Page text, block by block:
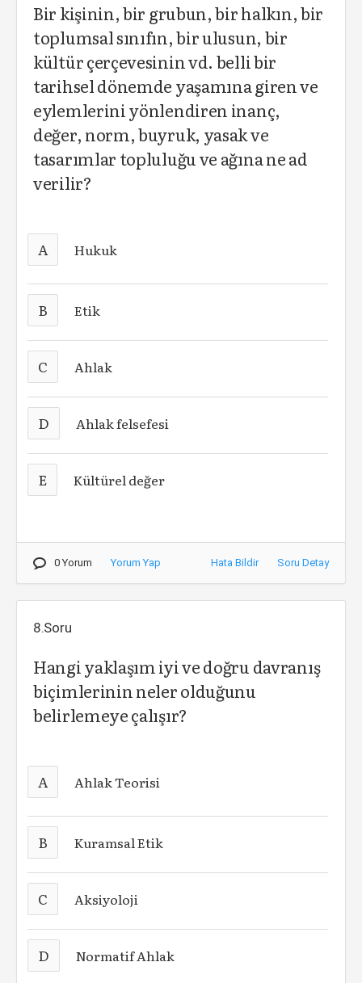
Bir kişinin, bir grubun, bir halkın, bir
toplumsal sınıfın, bir ulusun, bir
kültür çerçevesinin vd. belli bir
tarihsel dönemde yaşamına giren ve
eylemlerini yönlendiren inanç,
değer, norm, buyruk, yasak ve
tasarımlar topluluğu ve ağına ne ad
verilir?
A Hukuk
B Etik
C Ahlak
D Ahlak felsefesi
E Kültürel değer
0 Yorum Yorum Yap Hata Bildir Soru Detay
8.Soru
Hangi yaklaşım iyi ve doğru davranış
biçimlerinin neler olduğunu
belirlemeye çalışır?
A Ahlak Teorisi
B Kuramsal Etik
C Aksiyoloji
D Normatif Ahlak